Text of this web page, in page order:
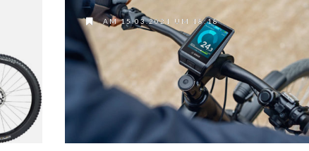
AM 15.03.2021 UM 18:18